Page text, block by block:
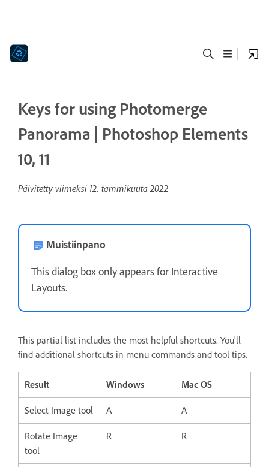
Keys for using Photomerge
Panorama | Photoshop Elements
10, 11
Päivitetty viimeksi 12. tammikuuta 2022
Muistiinpano
This dialog box only appears for Interactive
Layouts.
This partial list includes the most helpful shortcuts. You'll
find additional shortcuts in menu commands and tool tips.
Result Windows Mac OS
Select Image tool A A
Rotate Image
tool
R R